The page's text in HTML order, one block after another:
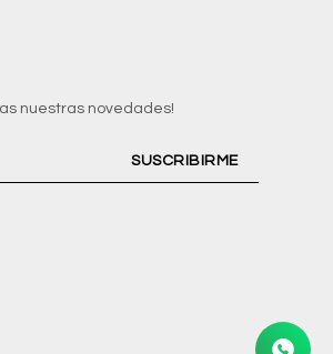
nuestras novedades!
SUSCRIBIRME